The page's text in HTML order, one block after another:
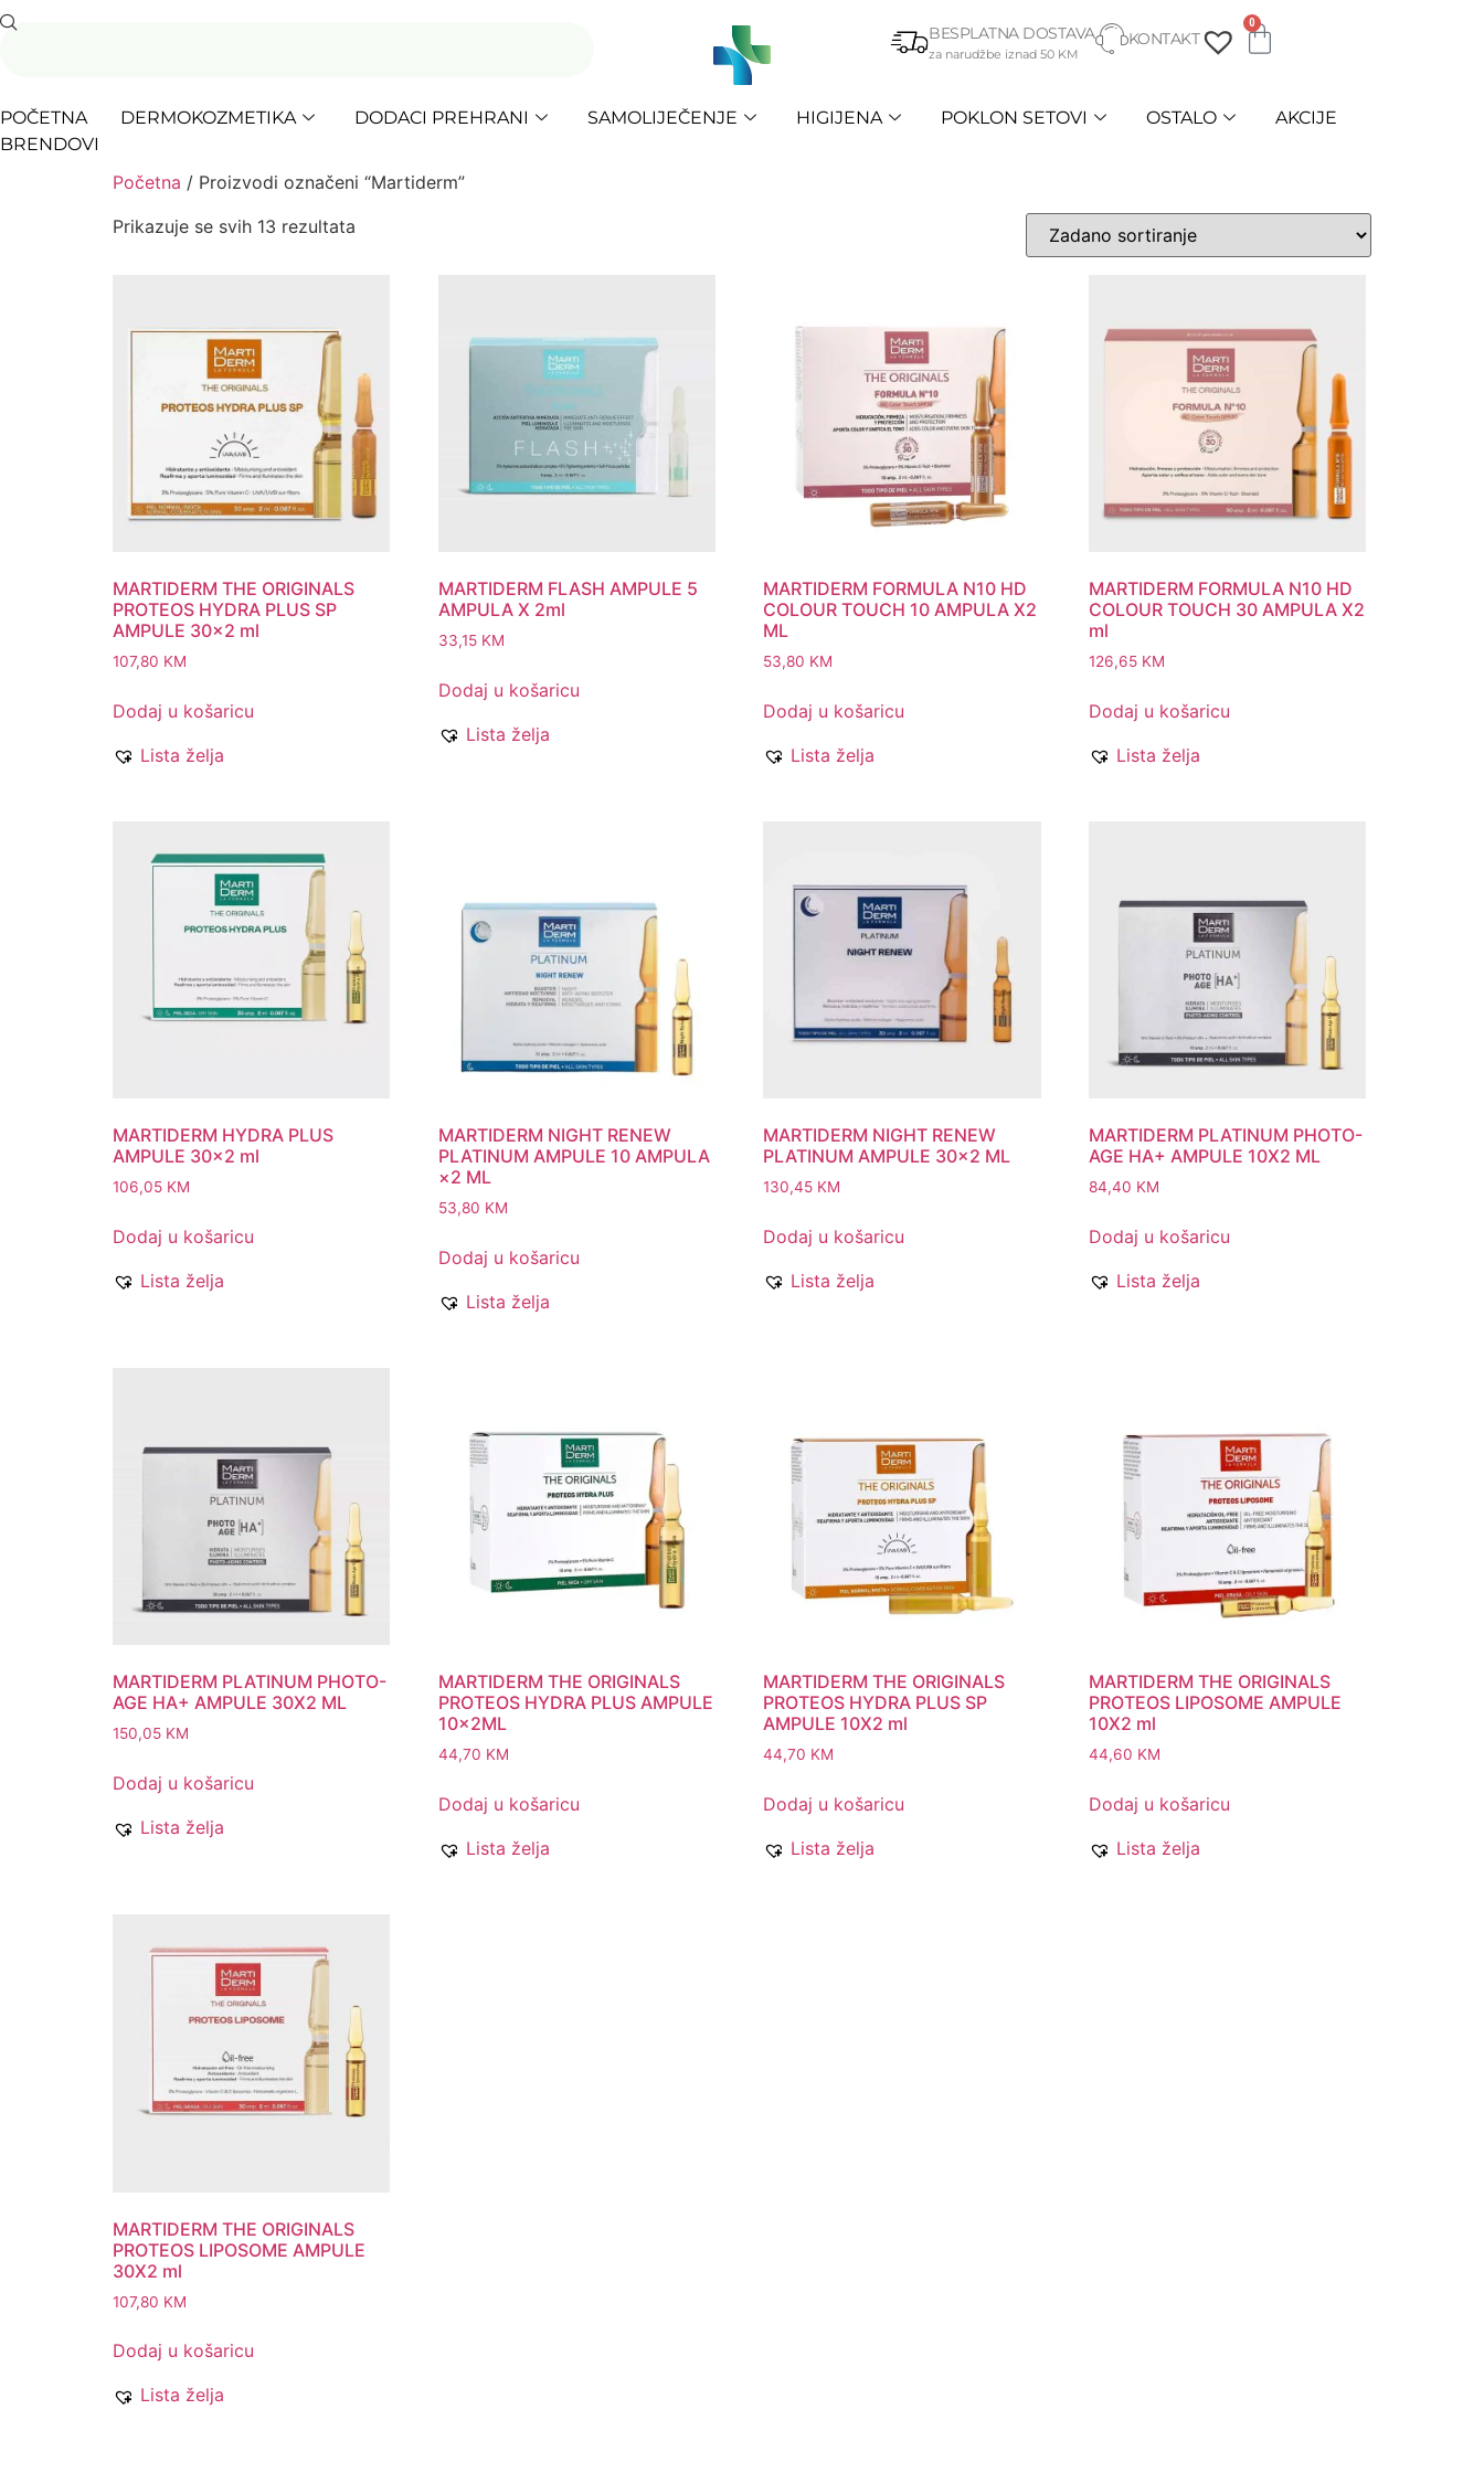
BESPLATNA DOSTAVA
za narudžbe iznad 50 KM
KONTAKT
0
POČETNA DERMOKOZMETIKA DODACI PREHRANI SAMOLIJEČENJE HIGIJENA POKLON SETOVI OSTALO
AKCIJE
BRENDOVI
Početna / Proizvodi označeni “Martiderm”
Prikazuje se svih 13 rezultata
MARTIDERM THE ORIGINALS
PROTEOS HYDRA PLUS SP
AMPULE 30×2 ml
107,80 KM
Dodaj u košaricu
Lista želja
MARTIDERM FLASH AMPULE 5
AMPULA X 2ml
33,15 KM
Dodaj u košaricu
Lista želja
MARTIDERM FORMULA N10 HD
COLOUR TOUCH 10 AMPULA X2
ML
53,80 KM
Dodaj u košaricu
Lista želja
MARTIDERM FORMULA N10 HD
COLOUR TOUCH 30 AMPULA X2
ml
126,65 KM
Dodaj u košaricu
Lista želja
MARTIDERM HYDRA PLUS
AMPULE 30×2 ml
106,05 KM
Dodaj u košaricu
Lista želja
MARTIDERM NIGHT RENEW
PLATINUM AMPULE 10 AMPULA
×2 ML
53,80 KM
Dodaj u košaricu
Lista želja
MARTIDERM NIGHT RENEW
PLATINUM AMPULE 30×2 ML
130,45 KM
Dodaj u košaricu
Lista želja
MARTIDERM PLATINUM PHOTO-
AGE HA+ AMPULE 10X2 ML
84,40 KM
Dodaj u košaricu
Lista želja
MARTIDERM PLATINUM PHOTO-
AGE HA+ AMPULE 30X2 ML
150,05 KM
Dodaj u košaricu
Lista želja
MARTIDERM THE ORIGINALS
PROTEOS HYDRA PLUS AMPULE
10x2ML
44,70 KM
Dodaj u košaricu
Lista želja
MARTIDERM THE ORIGINALS
PROTEOS HYDRA PLUS SP
AMPULE 10X2 ml
44,70 KM
Dodaj u košaricu
Lista želja
MARTIDERM THE ORIGINALS
PROTEOS LIPOSOME AMPULE
10X2 ml
44,60 KM
Dodaj u košaricu
Lista želja
MARTIDERM THE ORIGINALS
PROTEOS LIPOSOME AMPULE
30X2 ml
107,80 KM
Dodaj u košaricu
Lista želja